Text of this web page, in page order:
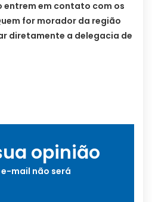
em contato com os
for morador da região
diretamente a delegacia de
opinião
e-mail não será